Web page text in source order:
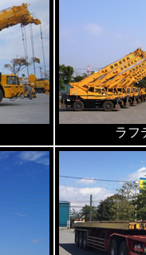
ラフ